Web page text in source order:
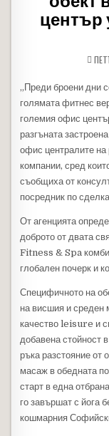
център
„Преди броени дни
голямата фитнес
големия офис
разгъната
офис централите
компании, сред
съобщиха от
посредник по
От агенцията
доброто от двата
Fitness & Spa
глобален почерк и
Специфичното на
на висшия и среден
качество leisure и
добавена стойност
ръка разстояние от
масаж в обедната
старт в една
го завършат с йога
кошмарния